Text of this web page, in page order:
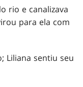
rio e canalizava
para ela com
Liliana sentiu seu